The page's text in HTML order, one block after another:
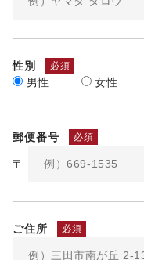
性別 必須
男性 女性
郵便番号 必須
〒
ご住所 必須